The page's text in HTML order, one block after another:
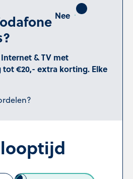
& TV met
€20,- extra korting. Elke